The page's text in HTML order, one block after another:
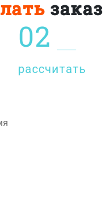
заказ
02
рассчитать